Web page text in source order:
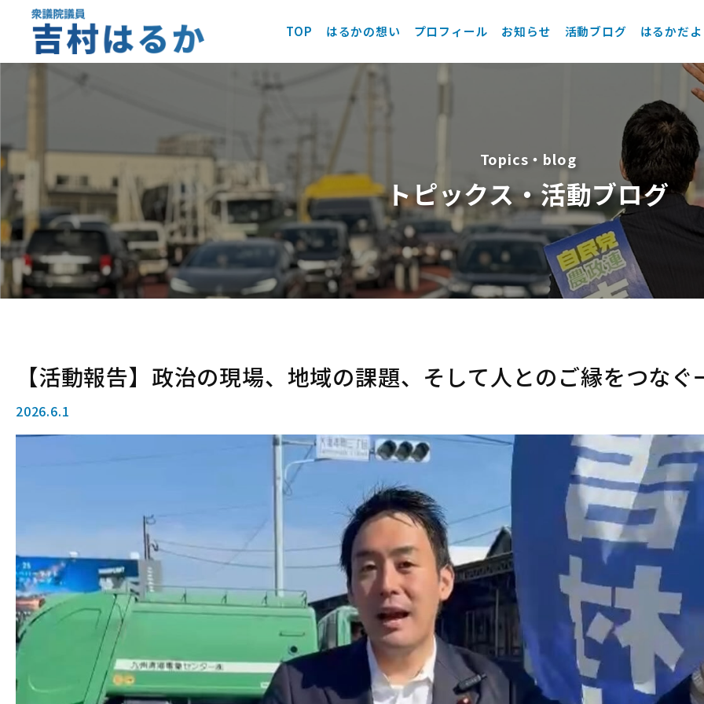
TOP はるかの想い プロフィール お知らせ 活動ブログ はるかだ
Topics・blog
トピックス・活動ブログ
【活動報告】政治の現場、地域の課題、そして人とのご縁をつなぐ
2026.6.1